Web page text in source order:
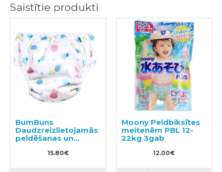
Saistītie produkti
BumBuns
Daudzreizlietojamās
peldēšanas un
podiņmācību
autiņbiksīte L 14–
15.80€
Moony Peldbiksītes
meitenēm PBL 12-
22kg 3gab
12.00€